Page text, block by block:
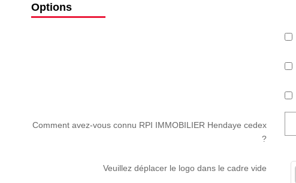
Options
Comment avez-vous connu RPI IMMOBILIER Hendaye cedex
?
Veuillez déplacer le logo dans le cadre vide